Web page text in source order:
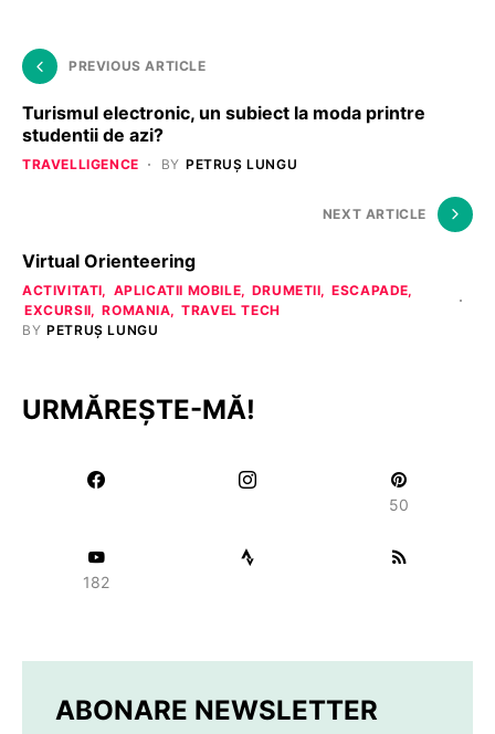
PREVIOUS ARTICLE
Turismul electronic, un subiect la moda printre
studentii de azi?
TRAVELLIGENCE BY PETRUȘ LUNGU
NEXT ARTICLE
Virtual Orienteering
ACTIVITATI APLICATII MOBILE DRUMETII
ESCAPADE
EXCURSII
ROMANIA
TRAVEL TECH
BY PETRUȘ LUNGU
URMĂREȘTE-MĂ!
50
182
ABONARE NEWSLETTER